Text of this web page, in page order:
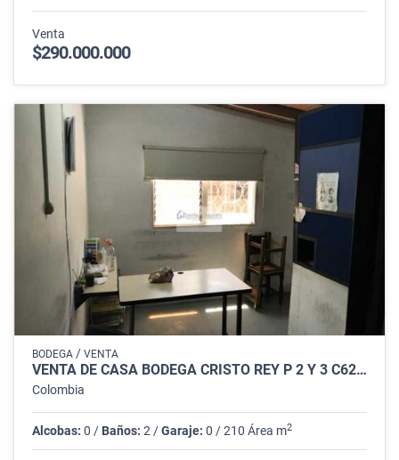
Venta
$290.000.000
BODEGA / VENTA
VENTA DE CASA BODEGA CRISTO REY P 2 Y 3 C6285691
Colombia
Alcobas: 0 / Baños: 2 /Garaje: 0 / 210 Área m2